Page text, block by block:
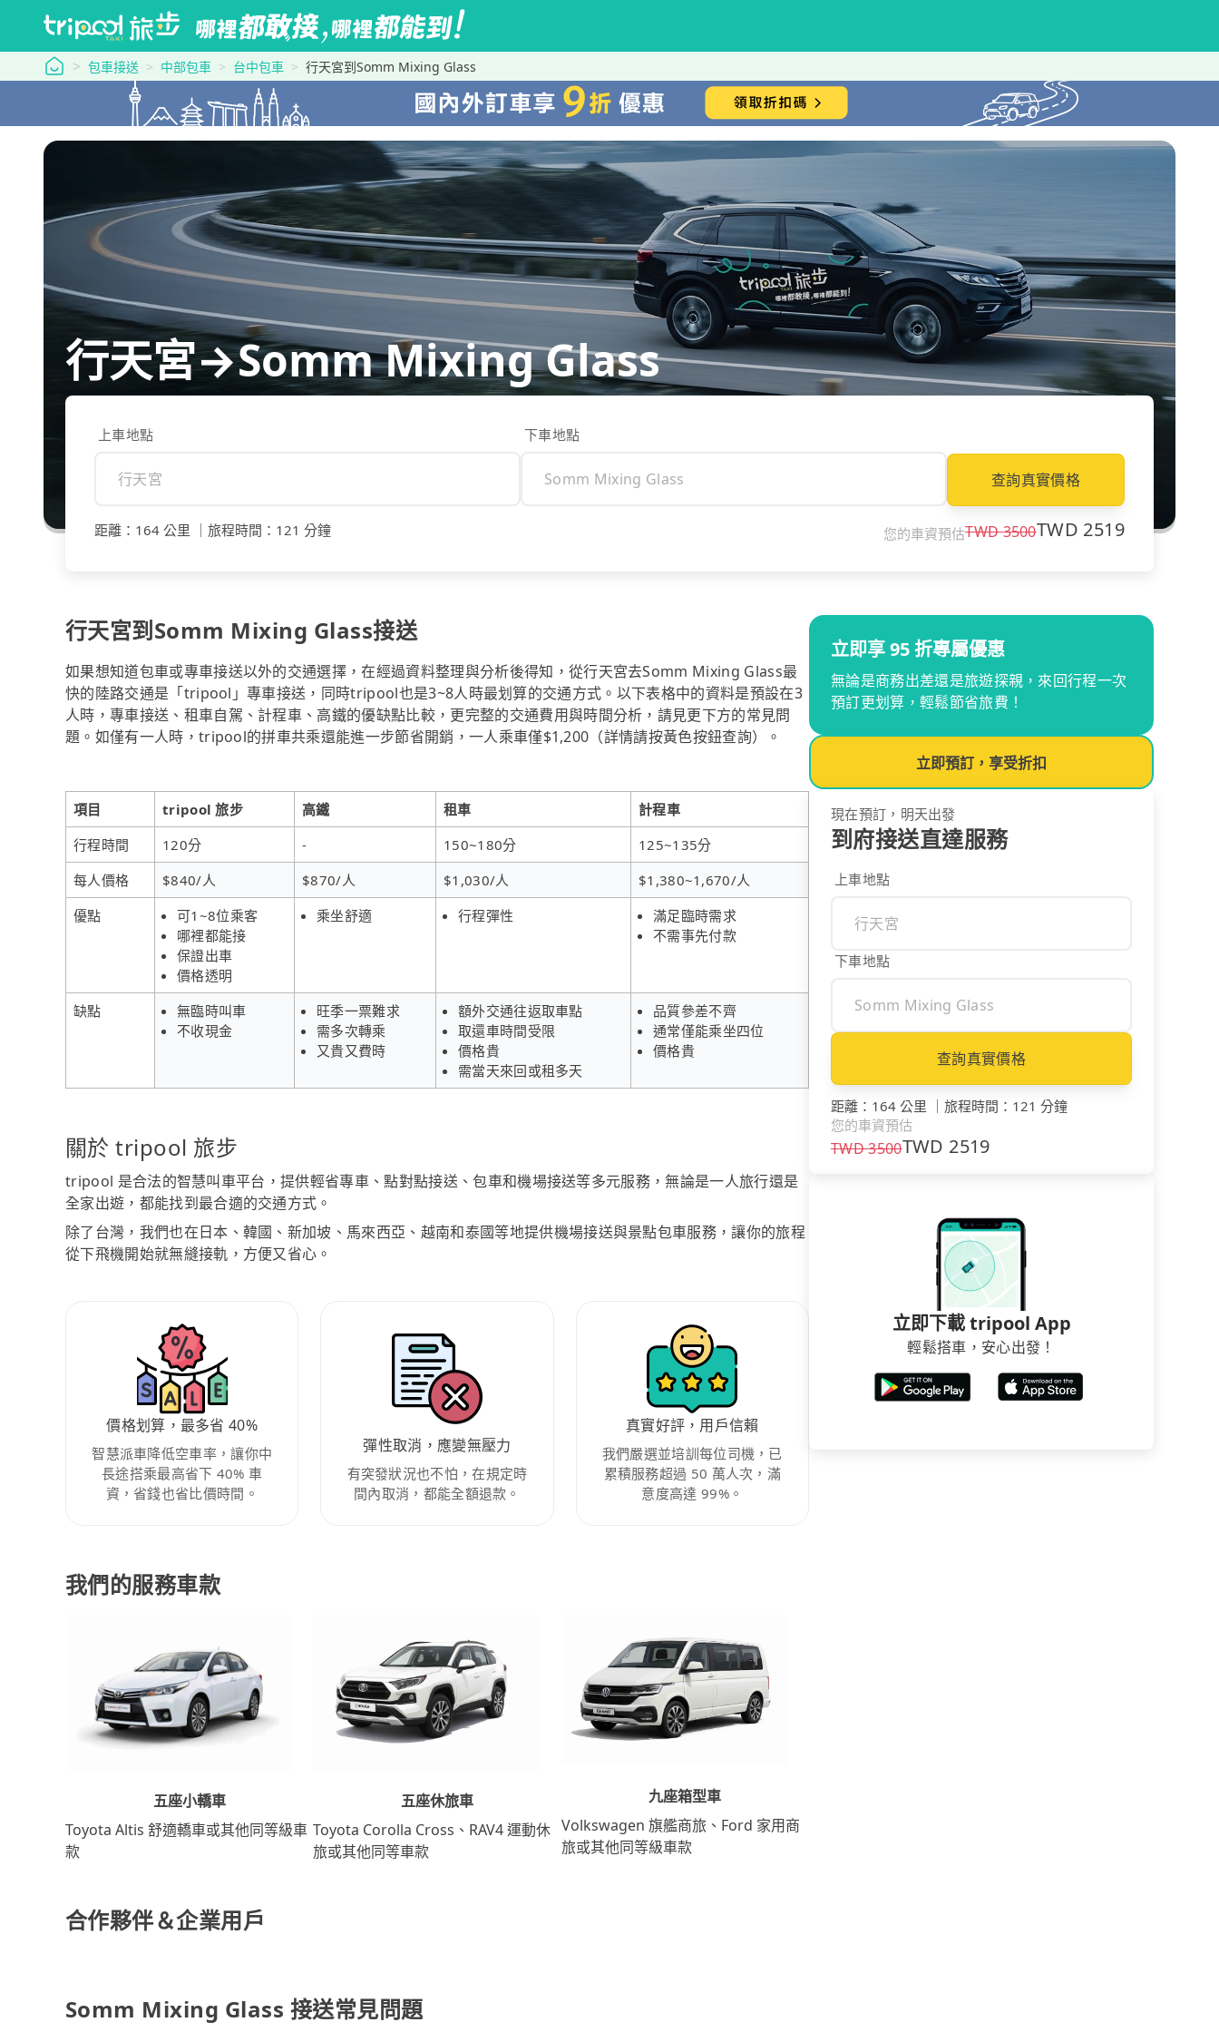
tripool 旅步
包車接送 中部包車 台中包車 行天宮到Somm Mixing Glass
行天宮→Somm Mixing Glass
上車地點 下車地點
查詢真實價格
距離 ： 164 公里 旅程時間 ： 121 分鐘 您的車資預估TWD3500TWD 2519
行天宮到Somm Mixing Glass接送
如果想知道包車或專車接送以外的交通選擇，在經過資料整理與分析後得知，從行天宮去Somm Mixing Glass最
快的陸路交通是「tripool」專車接送，同時tripool也是3~8人時最划算的交通方式。以下表格中的資料是預設在3
人時，專車接送、租車自駕、計程車、高鐵的優缺點比較，更完整的交通費用與時間分析，請見更下方的常見問
題。如僅有一人時，tripool的拼車共乘還能進一步節省開銷，一人乘車僅$1,200（詳情請按黃色按鈕查詢）。
項目 tripool 旅步 高鐵 租車
計程車
行程時間
120分 - 150~180分
125~135分
每人價格
$840/人 $870/人 $1,030/人
$1,380~1,670/人
優點
可1~8位乘客
哪裡都能接
保證出車
價格透明
乘坐舒適 行程彈性
滿足臨時需求
不需事先付款
缺點
無臨時叫車
不收現金
旺季一票難求
需多次轉乘
又貴又費時
額外交通往返取車點
取還車時間受限
價格貴
需當天來回或租多天
品質參差不齊
通常僅能乘坐四位
價格貴
關於 tripool 旅步
tripool 是合法的智慧叫車平台，提供輕省專車、點對點接送、包車和機場接送等多元服務，無論是一人旅行還是
全家出遊，都能找到最合適的交通方式。
除了台灣，我們也在日本、韓國、新加坡、馬來西亞、越南和泰國等地提供機場接送與景點包車服務，讓你的旅程
從下飛機開始就無縫接軌，方便又省心。
價格划算，最多省 40%
智慧派車降低空車率，讓你中
長途搭乘最高省下 40% 車
資，省錢也省比價時間。
彈性取消，應變無壓力
有突發狀況也不怕，在規定時
間內取消，都能全額退款。
真實好評，用戶信賴
我們嚴選並培訓每位司機，已
累積服務超過 50 萬人次，滿
意度高達 99%。
我們的服務車款
五座小轎車
Toyota Altis 舒適轎車或其他同等級車
款
五座休旅車
Toyota Corolla Cross、RAV4 運動休
旅或其他同等車款
九座箱型車
Volkswagen 旗艦商旅、Ford 家用商
旅或其他同等級車款
合作夥伴＆企業用戶
Somm Mixing Glass 接送常見問題
立即享 95 折專屬優惠
無論是商務出差還是旅遊探親，來回行程一次
預訂更划算，輕鬆節省旅費！
立即預訂，享受折扣
現在預訂，明天出發
到府接送直達服務
上車地點
下車地點
查詢真實價格
距離 ： 164 公里 ｜ 旅程時間 ： 121 分鐘
您的車資預估
TWD3500TWD 2519
立即下載 tripool App
輕鬆搭車，安心出發！